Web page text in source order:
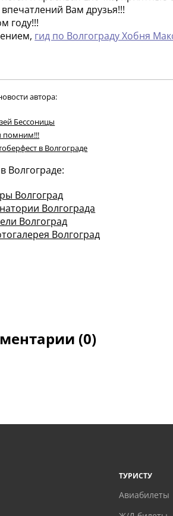
Вам друзья!!!
году!!!
гид по Волгограду Хобня
автора:
Бессоницы
в Волгограде
Волгограде:
Волгоград
Волгограда
Волгоград
Волгоград
(0)
ТУРИСТУ
Авиабилеты